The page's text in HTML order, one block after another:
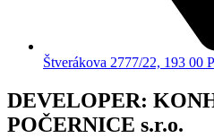
Štverákova 2777/22, 193 00
DEVELOPER:
POČERNICE s.r.o.